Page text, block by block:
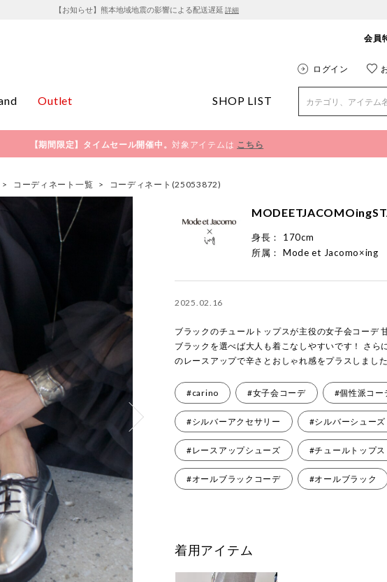
【お知らせ】熊本地域地震の影響による配送遅延 詳細
会員
ログイン
Outlet SHOP LIST
【期間限定】タイムセール開催中。対象アイテムは こちら
> コーディネート一覧 > コーディネート(25053872)
身長：
170cm
所属： Mode et Jacomo×ing
2025.02.16
ブラックのチュールトップスが主役の女子会コーデ
ブラックを選べば大人も着こなしやすいです！ さら
のレースアップで辛さとおしゃれ感をプラスしまし
#carino #女子会コーデ #個性派コー
#シルバーアクセサリー #シルバーシューズ
#レースアップシューズ #チュールトップス
#オールブラックコーデ #オールブラック
着用アイテム